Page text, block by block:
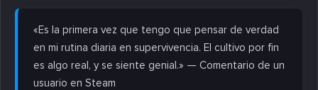
«Es la primera vez que tengo que pensar de verdad
en mi rutina diaria en supervivencia. El cultivo por fin
es algo real, y se siente genial.» — Comentario de un
usuario en Steam